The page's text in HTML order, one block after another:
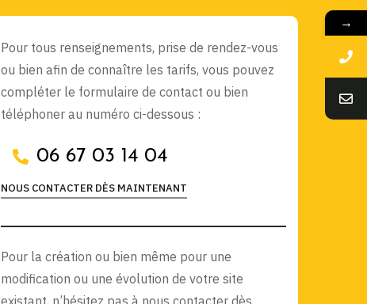
Pour tous renseignements, prise de rendez-vous
ou bien afin de connaître les tarifs, vous pouvez
compléter le formulaire de contact ou bien
téléphoner au numéro ci-dessous :
06 67 03 14 04
NOUS CONTACTER DÈS MAINTENANT
Pour la création ou bien même pour une
modification ou une évolution de votre site
→